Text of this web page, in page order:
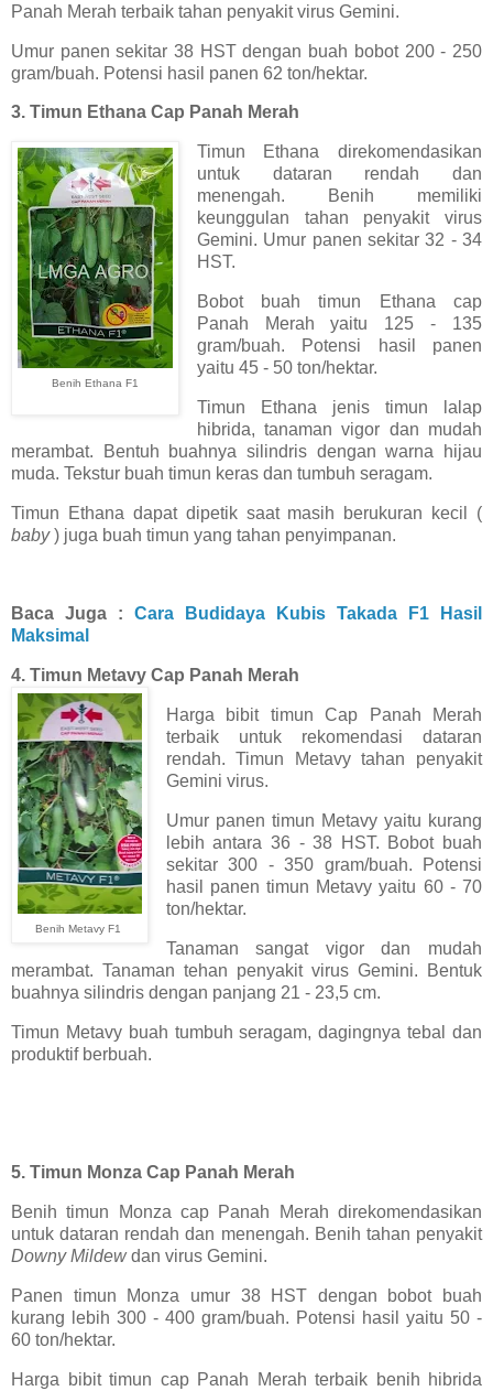
Panah Merah terbaik tahan penyakit virus Gemini.
Umur panen sekitar 38 HST dengan buah bobot 200 - 250
gram/buah. Potensi hasil panen 62 ton/hektar.
3. Timun Ethana Cap Panah Merah
Benih Ethana F1
Timun Ethana direkomendasikan
untuk dataran rendah dan
menengah. Benih memiliki
keunggulan tahan penyakit virus
Gemini. Umur panen sekitar 32 - 34
HST.
Bobot buah timun Ethana cap
Panah Merah yaitu 125 - 135
gram/buah. Potensi hasil panen
yaitu 45 - 50 ton/hektar.
Timun Ethana jenis timun lalap
hibrida, tanaman vigor dan mudah
merambat. Bentuh buahnya silindris dengan warna hijau
muda. Tekstur buah timun keras dan tumbuh seragam.
Timun Ethana dapat dipetik saat masih berukuran kecil (
baby) juga buah timun yang tahan penyimpanan.
Baca Juga : Cara Budidaya Kubis Takada F1 Hasil
Maksimal
4. Timun Metavy Cap Panah Merah
Benih Metavy F1
Harga bibit timun Cap Panah Merah
terbaik untuk rekomendasi dataran
rendah. Timun Metavy tahan penyakit
Gemini virus.
Umur panen timun Metavy yaitu kurang
lebih antara 36 - 38 HST. Bobot buah
sekitar 300 - 350 gram/buah. Potensi
hasil panen timun Metavy yaitu 60 - 70
ton/hektar.
Tanaman sangat vigor dan mudah
merambat. Tanaman tehan penyakit virus Gemini. Bentuk
buahnya silindris dengan panjang 21 - 23,5 cm.
Timun Metavy buah tumbuh seragam, dagingnya tebal dan
produktif berbuah.
5. Timun Monza Cap Panah Merah
Benih timun Monza cap Panah Merah direkomendasikan
untuk dataran rendah dan menengah. Benih tahan penyakit
Downy Mildewdan virus Gemini.
Panen timun Monza umur 38 HST dengan bobot buah
kurang lebih 300 - 400 gram/buah. Potensi hasil yaitu 50 -
60 ton/hektar.
Harga bibit timun cap Panah Merah terbaik benih hibrida